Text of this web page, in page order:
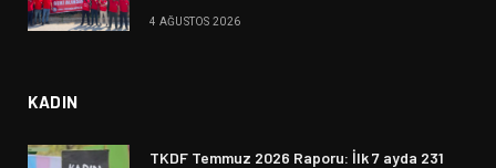
4 AĞUSTOS 2026
KADIN
TKDF Temmuz 2026 Raporu: İlk 7 ayda 231